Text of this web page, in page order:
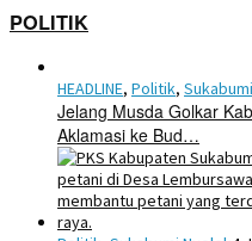
POLITIK
HEADLINE, Politik,
Jelang Musda Golkar
Aklamasi ke Bud…